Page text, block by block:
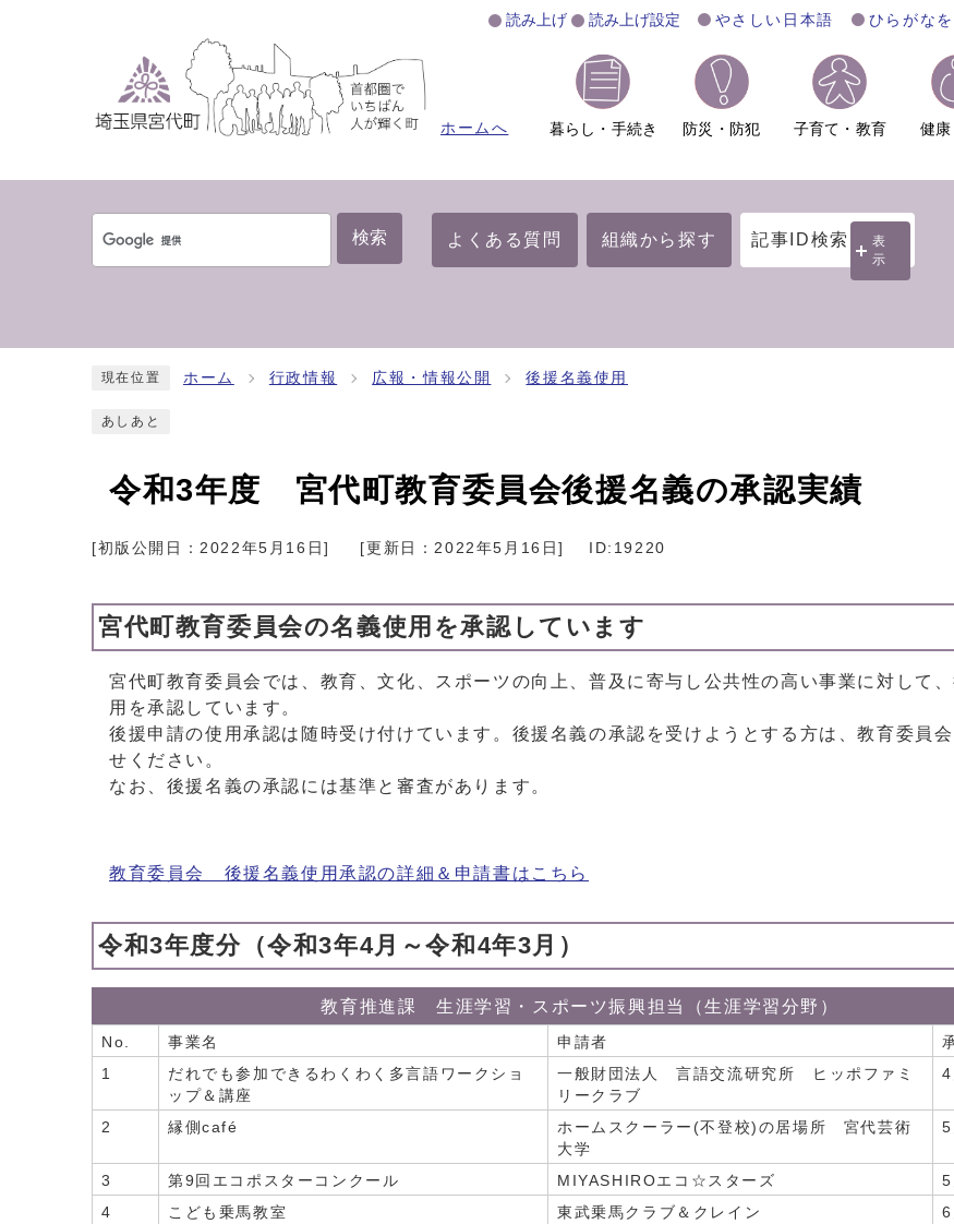
読み上げ 読み上げ設定 やさしい日本語 ひらがな
ホームへ 暮らし・手続き 防災・防犯 子育て・教育 健康
検索 よくある質問 組織から探す 記事ID検索
表
示
現在位置 ホーム 行政情報 広報・情報公開 後援名義使用
あしあと
令和3年度 宮代町教育委員会後援名義の承認実績
[初版公開日：2022年5月16日] [更新日：2022年5月16日] ID:19220
宮代町教育委員会の名義使用を承認しています
宮代町教育委員会では、教育、文化、スポーツの向上、普及に寄与し公共性の高い事業に対して
用を承認しています。
後援申請の使用承認は随時受け付けています。後援名義の承認を受けようとする方は、教育委員
せください。
なお、後援名義の承認には基準と審査があります。
教育委員会 後援名義使用承認の詳細＆申請書はこちら
令和3年度分（令和3年4月～令和4年3月）
教育推進課 生涯学習・スポーツ振興担当（生涯学習分野）
No. 事業名 申請者
1
だれでも参加できるわくわく多言語ワークショ
ップ＆講座
一般財団法人 言語交流研究所 ヒッポファミ
リークラブ
4
2 縁側café
ホームスクーラー(不登校)の居場所 宮代芸術
大学
5
3 第9回エコポスターコンクール MIYASHIROエコ☆スターズ
5
4
こども乗馬教室 東武乗馬クラブ＆クレイン
6